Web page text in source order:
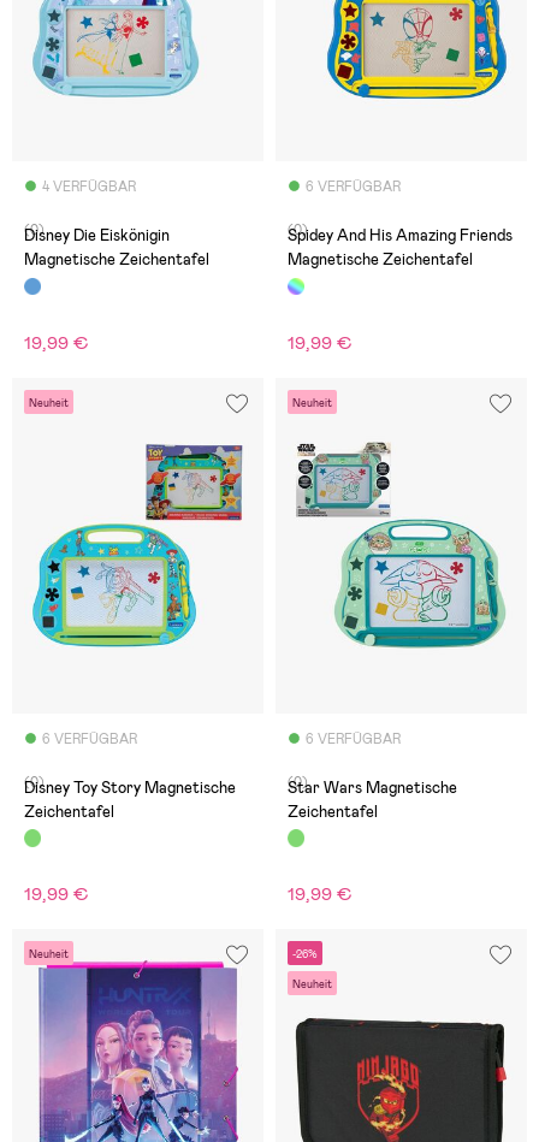
4 VERFÜGBAR
(0)
Disney Die Eiskönigin
Magnetische Zeichentafel
19,99 €
6 VERFÜGBAR
(0)
Spidey And His Amazing Friends
Magnetische Zeichentafel
19,99 €
Neuheit
6 VERFÜGBAR
(0)
Disney Toy Story Magnetische
Zeichentafel
19,99 €
Neuheit
6 VERFÜGBAR
(0)
Star Wars Magnetische
Zeichentafel
19,99 €
Neuheit -26%
Neuheit